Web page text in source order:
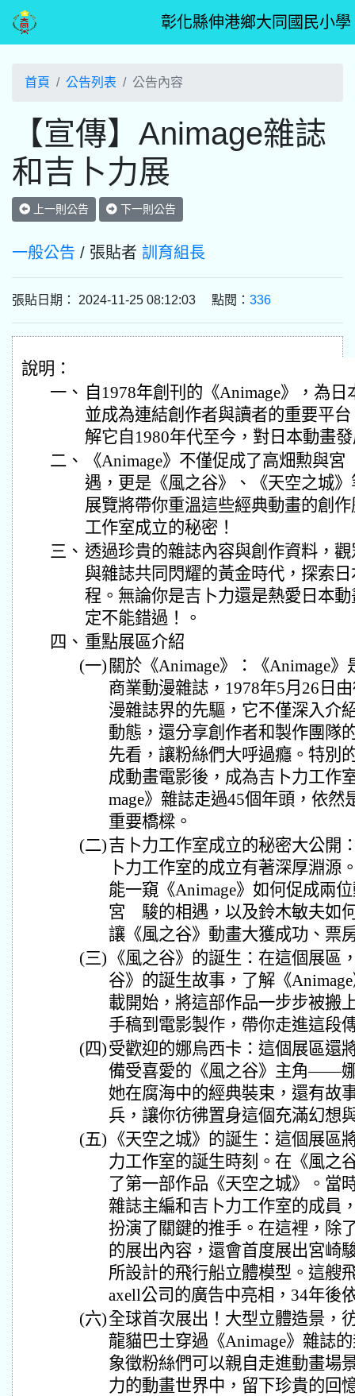
彰化縣伸港鄉大同國民小學
首頁 公告列表 公告內容
【宣傳】Animage雜誌
和吉卜力展
上一則公告 下一則公告
一般公告 / 張貼者 訓育組長
張貼日期： 2024-11-25 08:12:03 點閱： 336
說明：
一、 自1978年創刊的《Animage》，為
並成為連結創作者與讀者的重要平
解它自1980年代至今，對日本動畫
二、
《Animage》不僅促成了高畑勲與
遇，更是《風之谷》、《天空之城
展覽將帶你重溫這些經典動畫的創
工作室成立的秘密！
三、 透過珍貴的雜誌內容與創作資料，
與雜誌共同閃耀的黃金時代，探索
程。無論你是吉卜力還是熱愛日本
定不能錯過！。
四、 重點展區介紹
(一) 關於《Animage》：《Animage
商業動漫雜誌，1978年5月26日
漫雜誌界的先驅，它不僅深入介
動態，還分享創作者和製作團隊
先看，讓粉絲們大呼過癮。特別
成動畫電影後，成為吉卜力工作
mage》雜誌走過45個年頭，依
重要橋樑。
(二)吉卜力工作室成立的秘密大公開
卜力工作室的成立有著深厚淵源
能一窺《Animage》如何促成兩
宮 駿的相遇，以及鈴木敏夫如
讓《風之谷》動畫大獲成功、票
(三) 《風之谷》的誕生：在這個展區
谷》的誕生故事，了解《
載開始，將這部作品一步步被搬
手稿到電影製作，帶你走進這段
(四)受歡迎的娜烏西卡：這個展區還
備受喜愛的《風之谷》主角——
她在腐海中的經典裝束，還有故
兵，讓你彷彿置身這個充滿幻想
(五) 《天空之城》的誕生：這個展區
力工作室的誕生時刻。在《風之
了第一部作品《天空之城》。當
雜誌主編和吉卜力工作室的成員
扮演了關鍵的推手。在這裡，除
的展出內容，還會首度展出宮崎
所設計的飛行船立體模型。這艘
axell公司的廣告中亮相，34年後
(六)全球首次展出！大型立體造景，
龍貓巴士穿過《Animage》雜誌
象徵粉絲們可以親自走進動畫場
力的動畫世界中，留下珍貴的回